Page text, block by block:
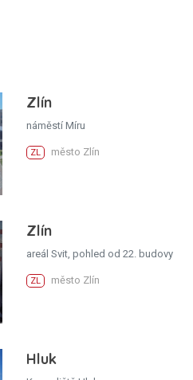
Zlín
náměstí Míru
ZL město Zlín
Zlín
areál Svit, pohled od 22. budovy
ZL město Zlín
Hluk